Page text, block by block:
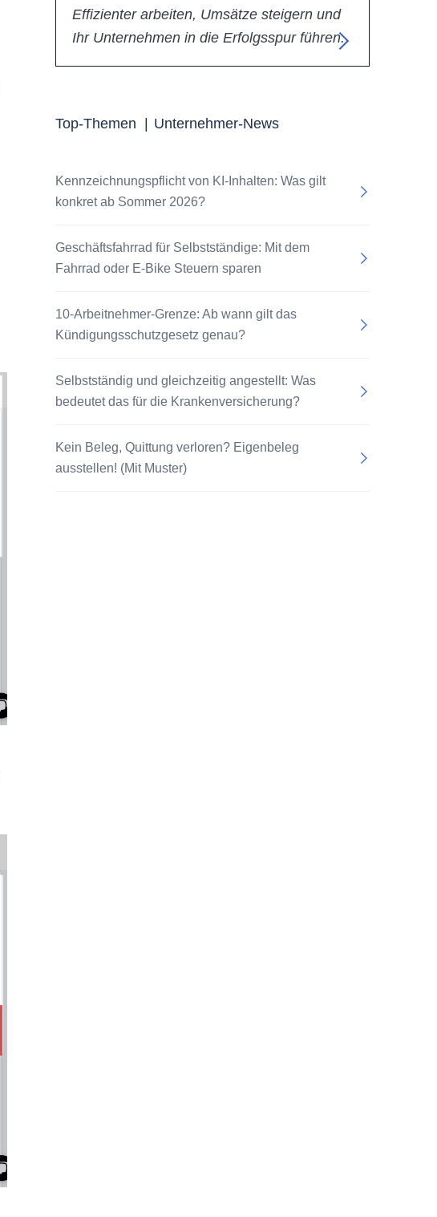
Effizienter arbeiten, Umsätze steigern und
Ihr Unternehmen in die Erfolgsspur führen.
Top-Themen Unternehmer-News
Kennzeichnungspflicht von KI-Inhalten: Was gilt
konkret ab Sommer 2026?
Geschäftsfahrrad für Selbstständige: Mit dem
Fahrrad oder E-Bike Steuern sparen
10-Arbeitnehmer-Grenze: Ab wann gilt das
Kündigungsschutzgesetz genau?
Selbstständig und gleichzeitig angestellt: Was
bedeutet das für die Krankenversicherung?
Kein Beleg, Quittung verloren? Eigenbeleg
ausstellen! (Mit Muster)